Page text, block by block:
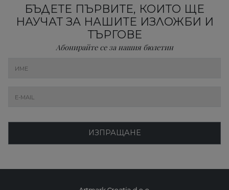
БЪДЕТЕ ПЪРВИТЕ, КОИТО ЩЕ
НАУЧАТ ЗА НАШИТЕ ИЗЛОЖБИ И
ТЪРГОВЕ
Абонирайте се за нашия бюлетин
ИЗПРАЩАНЕ